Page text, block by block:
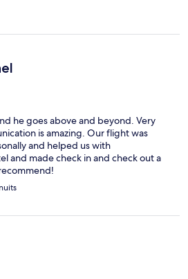
he goes above and beyond. Very
is amazing. Our flight was
and helped us with
and made check in and check out a